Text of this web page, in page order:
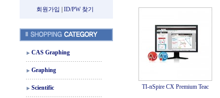
회원가입
ID/PW 찾기
CAS Graphing
Graphing
Scientific TI-nSpire CX Premium Teac